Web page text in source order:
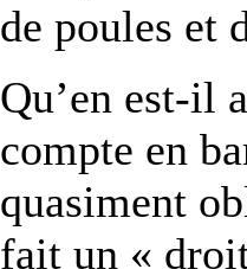
de poules et
Qu’en est-il
compte en
quasiment
fait un «